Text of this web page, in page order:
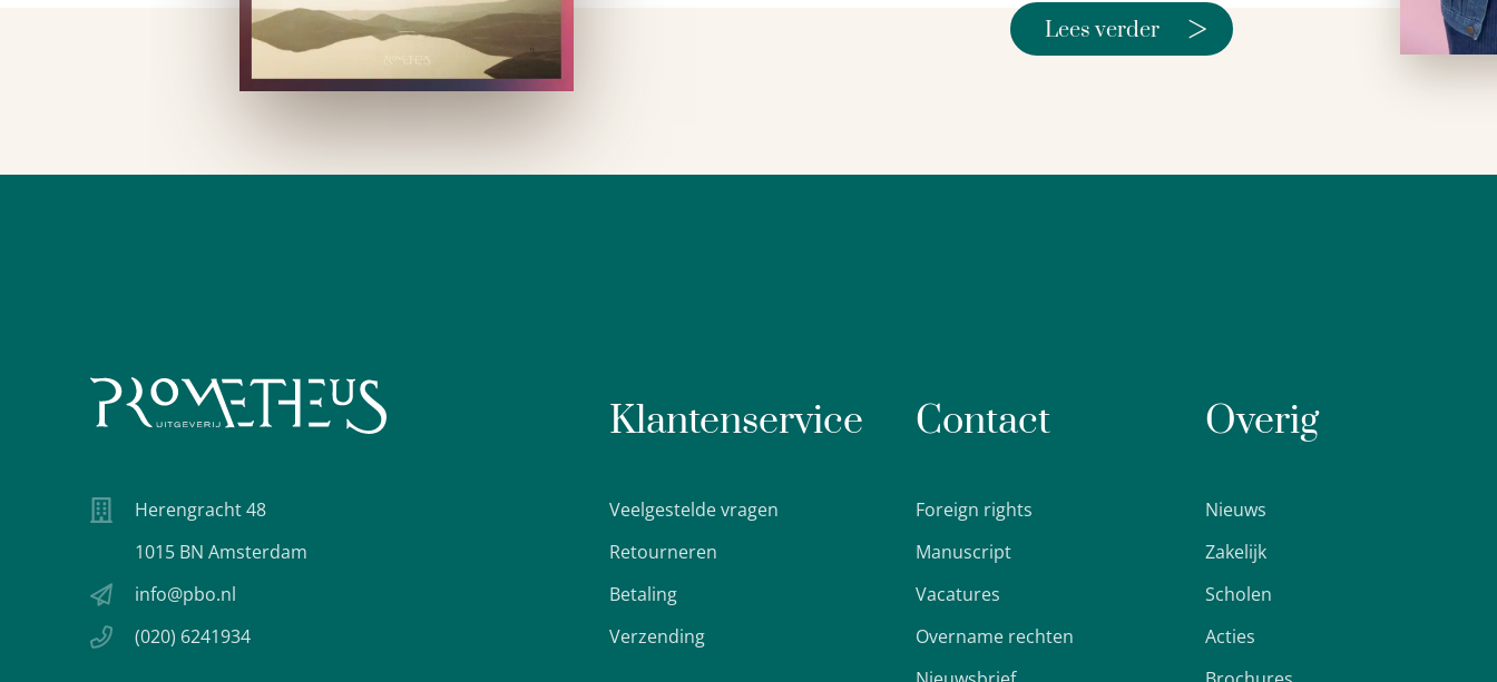
Lees verder >
Herengracht 48
1015 BN Amsterdam
info@pbo.nl
(020) 6241934
Klantenservice
Veelgestelde vragen
Retourneren
Betaling
Verzending
Contact
Foreign rights
Manuscript
Vacatures
Overname rechten
Overig
Nieuws
Zakelijk
Scholen
Acties